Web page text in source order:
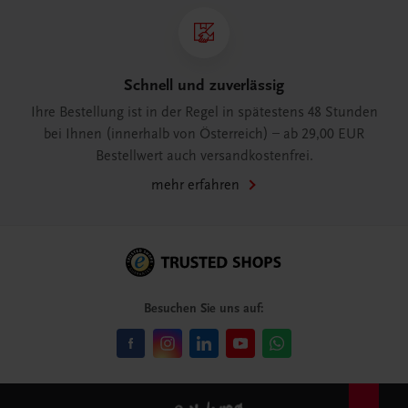
Schnell und zuverlässig
Ihre Bestellung ist in der Regel in spätestens 48 Stunden
bei Ihnen (innerhalb von Österreich) – ab 29,00 EUR
Bestellwert auch versandkostenfrei.
mehr erfahren
Besuchen Sie uns auf: